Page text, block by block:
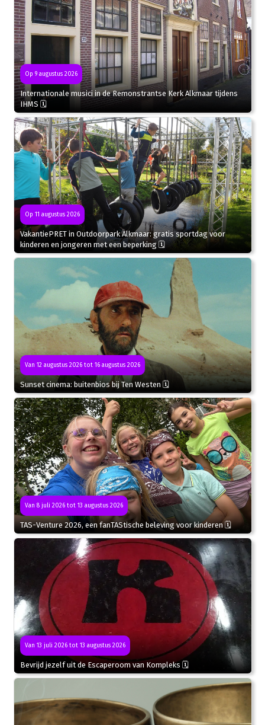
Op 9 augustus 2026
Internationale musici in de Remonstrantse Kerk Alkmaar tijdens
IHMS 🗓
Op 11 augustus 2026
VakantiePRET in Outdoorpark Alkmaar: gratis sportdag voor
kinderen en jongeren met een beperking 🗓
Van 12 augustus 2026 tot 16 augustus 2026
Sunset cinema: buitenbios bij Ten Westen 🗓
Van 8 juli 2026 tot 13 augustus 2026
TAS-Venture 2026, een fanTAStische beleving voor kinderen 🗓
Van 13 juli 2026 tot 13 augustus 2026
Bevrijd jezelf uit de Escaperoom van Kompleks 🗓